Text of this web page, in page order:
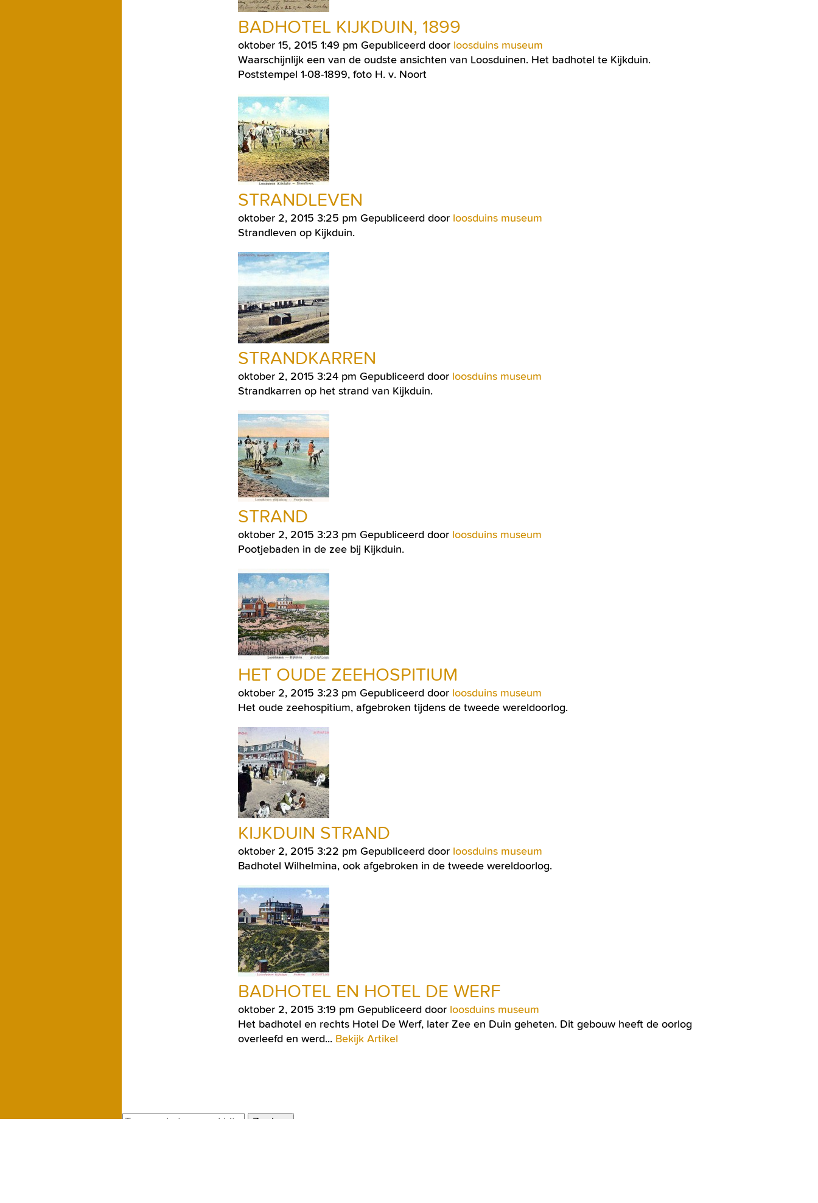
BADHOTEL KIJKDUIN, 1899
oktober 15, 2015 1:49 pm Gepubliceerd door loosduins museum
Waarschijnlijk een van de oudste ansichten van Loosduinen. Het badhotel te Kijkduin.
Poststempel 1-08-1899, foto H. v. Noort
STRANDLEVEN
oktober 2, 2015 3:25 pm Gepubliceerd door loosduins museum
Strandleven op Kijkduin.
STRANDKARREN
oktober 2, 2015 3:24 pm Gepubliceerd door loosduins museum
Strandkarren op het strand van Kijkduin.
STRAND
oktober 2, 2015 3:23 pm Gepubliceerd door loosduins museum
Pootjebaden in de zee bij Kijkduin.
HET OUDE ZEEHOSPITIUM
oktober 2, 2015 3:23 pm Gepubliceerd door loosduins museum
Het oude zeehospitium, afgebroken tijdens de tweede wereldoorlog.
KIJKDUIN STRAND
oktober 2, 2015 3:22 pm Gepubliceerd door loosduins museum
Badhotel Wilhelmina, ook afgebroken in de tweede wereldoorlog.
BADHOTEL EN HOTEL DE WERF
oktober 2, 2015 3:19 pm Gepubliceerd door loosduins museum
Het badhotel en rechts Hotel De Werf, later Zee en Duin geheten. Dit gebouw heeft de oorlog
overleefd en werd... Bekijk Artikel
Zoeken